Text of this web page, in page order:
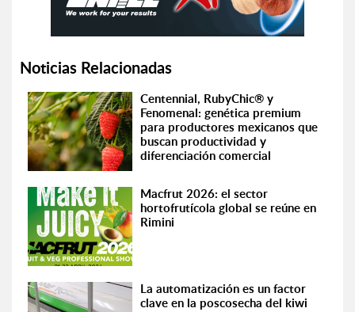
Noticias Relacionadas
Centennial, RubyChic® y
Fenomenal: genética premium
para productores mexicanos que
buscan productividad y
diferenciación comercial
Macfrut 2026: el sector
hortofrutícola global se reúne en
Rimini
La automatización es un factor
clave en la poscosecha del kiwi